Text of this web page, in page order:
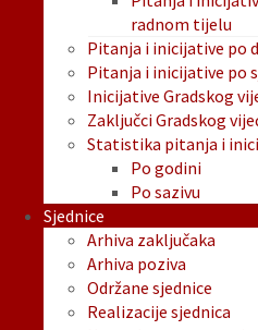
radnom tijelu
Pitanja i inicijative po
Pitanja i inicijative po
Inicijative Gradskog
Zaključci Gradskog
Statistika pitanja i
Po godini
Po sazivu
Sjednice
Arhiva zaključaka
Arhiva poziva
Održane sjednice
Realizacije sjednica